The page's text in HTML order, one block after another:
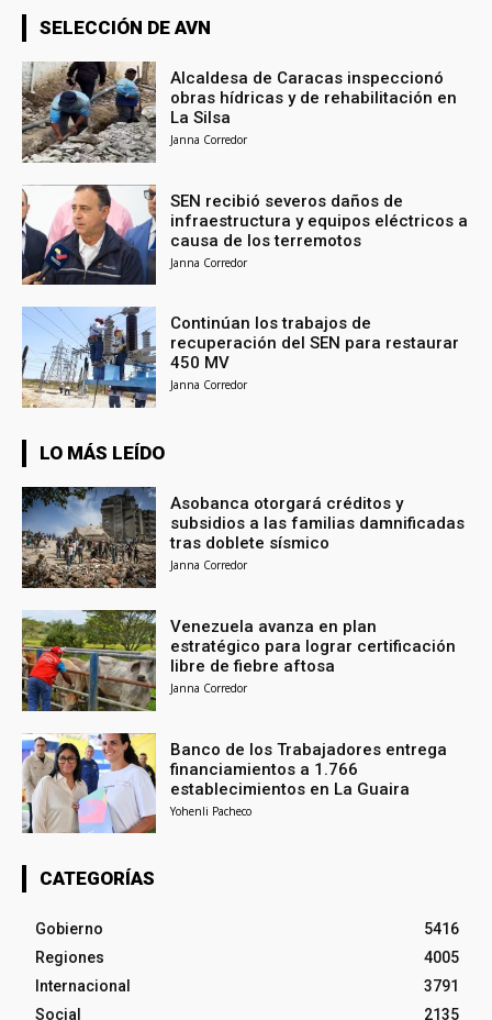
SELECCIÓN DE AVN
Alcaldesa de Caracas inspeccionó
obras hídricas y de rehabilitación en
La Silsa
Janna Corredor
SEN recibió severos daños de
infraestructura y equipos eléctricos a
causa de los terremotos
Janna Corredor
Continúan los trabajos de
recuperación del SEN para restaurar
450 MV
Janna Corredor
LO MÁS LEÍDO
Asobanca otorgará créditos y
subsidios a las familias damnificadas
tras doblete sísmico
Janna Corredor
Venezuela avanza en plan
estratégico para lograr certificación
libre de fiebre aftosa
Janna Corredor
Banco de los Trabajadores entrega
financiamientos a 1.766
establecimientos en La Guaira
Yohenli Pacheco
CATEGORÍAS
Gobierno
5416
Regiones
4005
Internacional
3791
Social
2135